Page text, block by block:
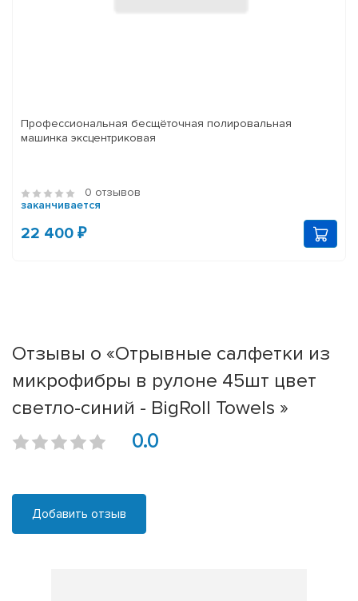
Профессиональная бесщёточная полировальная
машинка эксцентриковая
0 отзывов
заканчивается
22 400 ₽
Отзывы о «Отрывные салфетки из
микрофибры в рулоне 45шт цвет
светло-синий - BigRoll Towels »
0.0
Добавить отзыв